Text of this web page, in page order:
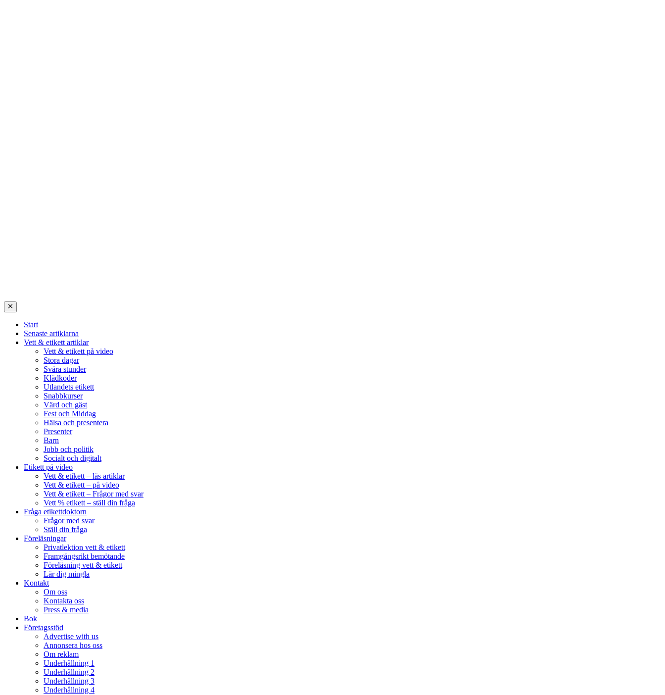
Start
Senaste artiklarna
Vett & etikett artiklar
Vett & etikett på video
Stora dagar
Svåra stunder
Klädkoder
Utlandets etikett
Snabbkurser
Värd och gäst
Fest och Middag
Hälsa och presentera
Presenter
Barn
Jobb och politik
Socialt och digitalt
Etikett på video
Vett & etikett – läs artiklar
Vett & etikett – på video
Vett & etikett – Frågor med svar
Vett % etikett – ställ din fråga
Fråga etikettdoktorn
Frågor med svar
Ställ din fråga
Föreläsningar
Privatlektion vett & etikett
Framgångsrikt bemötande
Föreläsning vett & etikett
Lär dig mingla
Kontakt
Om oss
Kontakta oss
Press & media
Bok
Företagsstöd
Advertise with us
Annonsera hos oss
Om reklam
Underhållning 1
Underhållning 2
Underhållning 3
Underhållning 4